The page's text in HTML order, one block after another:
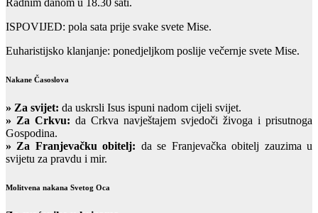
Radnim danom u 18.30 sati.
ISPOVIJED: pola sata prije svake svete Mise.
Euharistijsko klanjanje: ponedjeljkom poslije večernje svete Mise.
Nakane Časoslova
» Za svijet: da uskrsli Isus ispuni nadom cijeli svijet.
» Za Crkvu: da Crkva navještajem svjedoči živoga i prisutnoga
Gospodina.
» Za Franjevačku obitelj: da se Franjevačka obitelj zauzima u
svijetu za pravdu i mir.
Molitvena nakana Svetog Oca